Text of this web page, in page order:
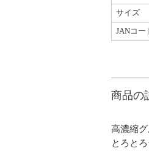
サイズ
JANコー
商品の
高濃縮
とろと